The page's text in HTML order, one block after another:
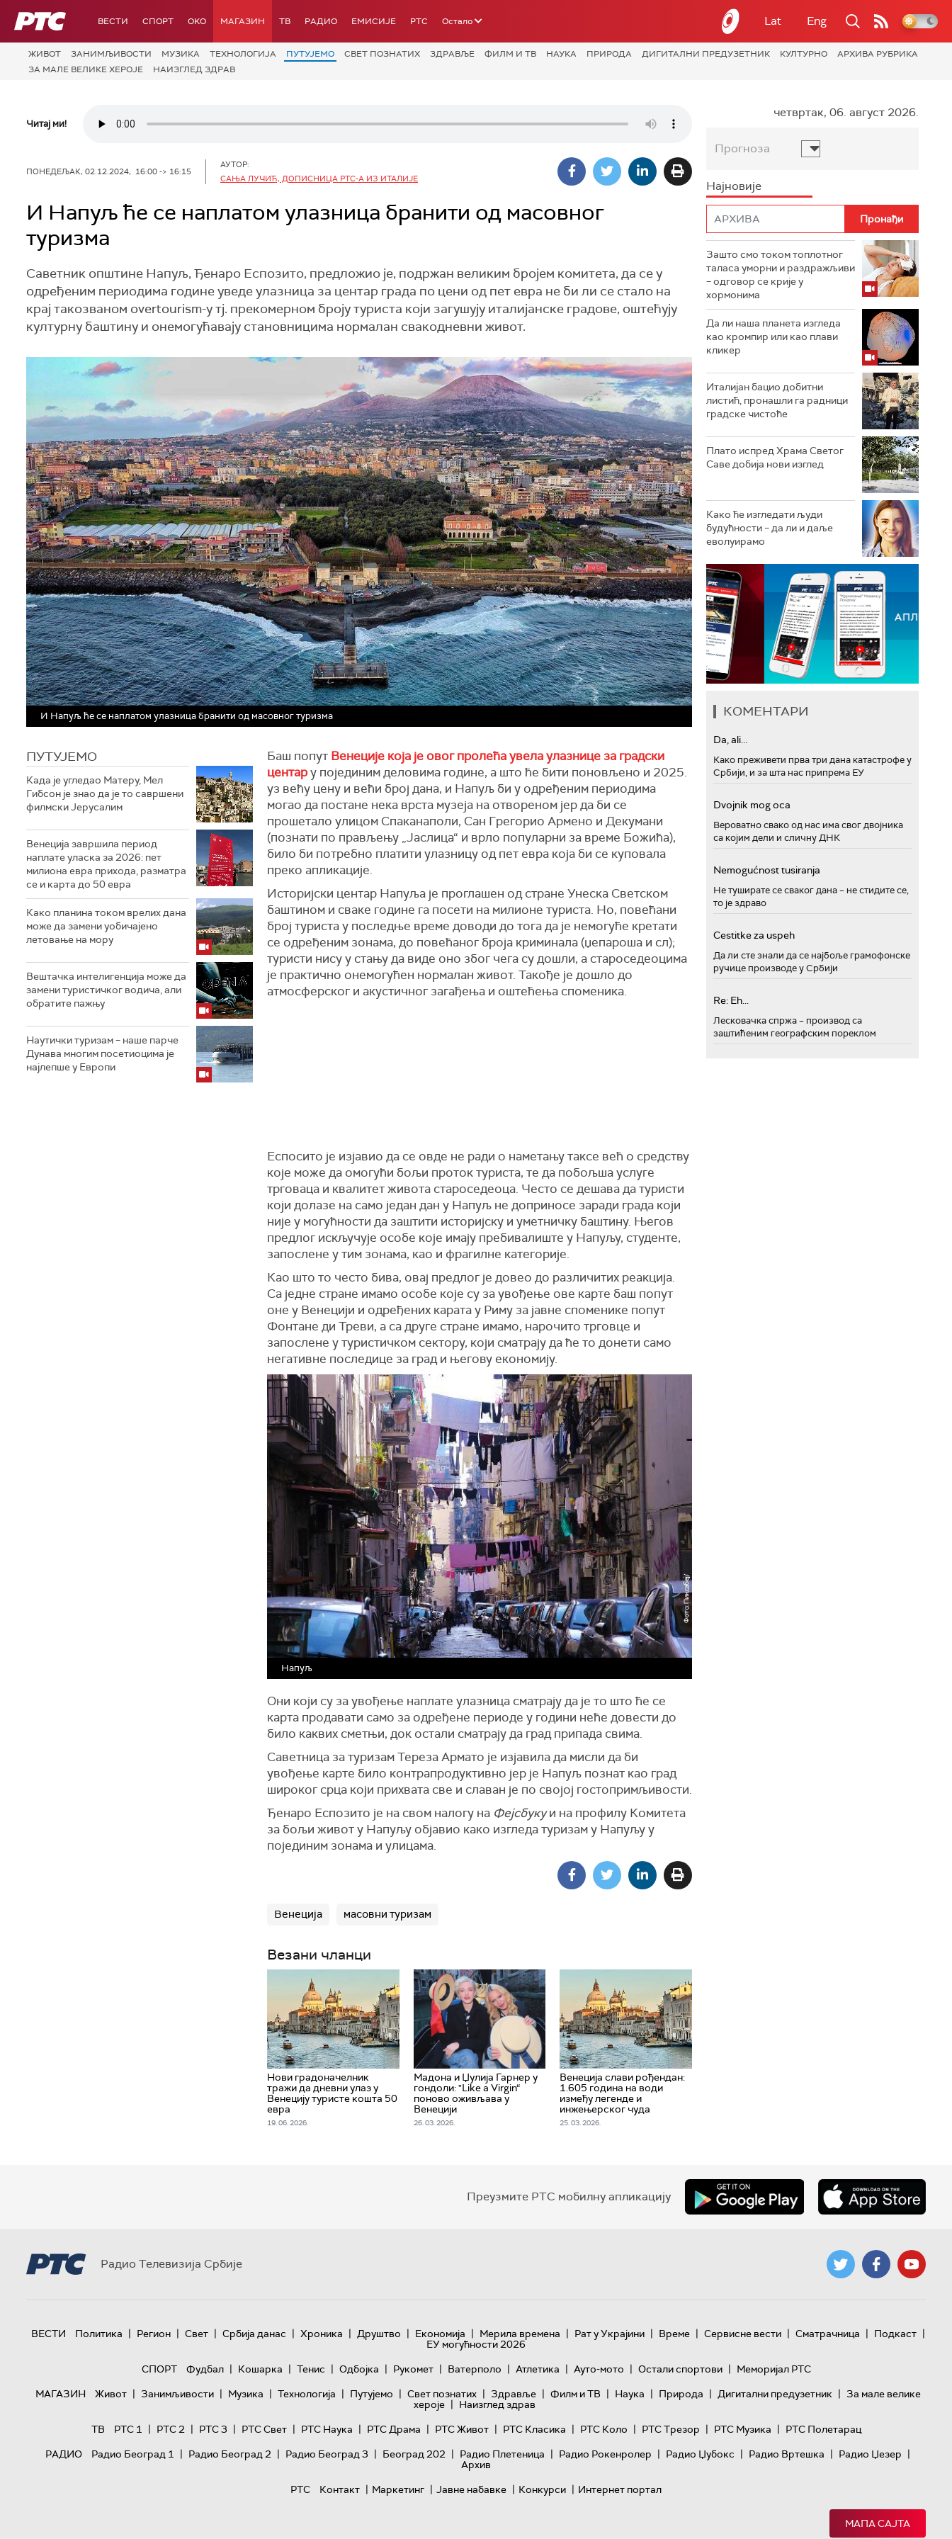
РТС ВЕСТИ СПОРТ OKO МАГАЗИН ТВ РАДИО ЕМИСИЈЕ РТС Остало Lat Eng
ЖИВОТ ЗАНИМЉИВОСТИ МУЗИКА ТЕХНОЛОГИЈA ПУТУЈЕМО СВЕТ ПОЗНАТИХ ЗДРАВЉЕ ФИЛМ И ТВ НАУКА ПРИРОДА ДИГИТАЛНИ ПРЕДУЗЕТНИК КУЛТУРНО
АРХИВА РУБРИКА
ЗА МАЛЕ ВЕЛИКЕ ХЕРОЈЕ
НАИЗГЛЕД ЗДРАВ
Читај ми!
ПОНЕДЕЉАК, 02.12.2024, 16:00 -> 16:15
АУТОР:
САЊА ЛУЧИЋ, ДОПИСНИЦА РТС-А ИЗ ИТАЛИЈЕ
И Напуљ ће се наплатом улазница бранити од масовног
туризма
Саветник општине Напуљ, Ђенаро Еспозито, предложио је, подржан великим бројем комитета, да се у
одређеним периодима године уведе улазница за центар града по цени од пет евра не би ли се стало на
крај такозваном overtourism-у тј. прекомерном броју туриста који загушују италијанске градове, оштећују
културну баштину и онемогућавају становницима нормалан свакодневни живот.
И Напуљ ће се наплатом улазница бранити од масовног туризма
ПУТУЈЕМО
Када је угледао Матеру, Мел
Гибсон је знао да је то савршени
филмски Јерусалим
Венеција завршила период
наплате уласка за 2026: пет
милиона евра прихода, разматра
се и карта до 50 евра
Како планина током врелих дана
може да замени уобичајено
летовање на мору
Вештачка интелигенција може да
замени туристичког водича, али
обратите пажњу
Наутички туризам – наше парче
Дунава многим посетиоцима је
најлепше у Европи
Баш попут Венеције која је овог пролећа увела улазнице за градски
центару појединим деловима године, а што ће бити поновљено и 2025.
уз већу цену и већи број дана, и Напуљ би у одређеним периодима
могао да постане нека врста музеја на отвореном јер да би се
прошетало улицом Спаканаполи, Сан Грегорио Армено и Декумани
(познати по прављењу „Јаслица“ и врло популарни за време Божића),
било би потребно платити улазницу од пет евра која би се куповала
преко апликације.
Историјски центар Напуља је проглашен од стране Унеска Светском
баштином и сваке године га посети на милионе туриста. Но, повећани
број туриста у последње време доводи до тога да је немогуће кретати
се одређеним зонама, до повећаног броја криминала (џепароша и сл);
туристи нису у стању да виде оно због чега су дошли, а староседеоцима
је практично онемогућен нормалан живот. Такође је дошло до
атмосферског и акустичног загађења и оштећења споменика.
Еспосито је изјавио да се овде не ради о наметању таксе већ о средству
које може да омогући бољи проток туриста, те да побољша услуге
трговаца и квалитет живота староседеоца. Често се дешава да туристи
који долазе на само један дан у Напуљ не доприносе заради града који
није у могућности да заштити историјску и уметничку баштину. Његов
предлог искључује особе које имају пребивалиште у Напуљу, студенте,
запослене у тим зонама, као и фрагилне категорије.
Као што то често бива, овај предлог је довео до различитих реакција.
Са једне стране имамо особе које су за увођење ове карте баш попут
оне у Венецији и одређених карата у Риму за јавне споменике попут
Фонтане ди Треви, а са друге стране имамо, нарочито трговце и
запослене у туристичком сектору, који сматрају да ће то донети само
негативне последице за град и његову економију.
Напуљ
Они који су за увођење наплате улазница сматрају да је то што ће се
карта продавати само за одређене периоде у години неће довести до
било каквих сметњи, док остали сматрају да град припада свима.
Саветница за туризам Тереза Армато је изјавила да мисли да би
увођење карте било контрапродуктивно јер је Напуљ познат као град
широког срца који прихвата све и славан је по својој гостопримљивости.
Ђенаро Еспозито је на свом налогу на Фејсбукуи на профилу Комитета
за бољи живот у Напуљу објавио како изгледа туризам у Напуљу у
појединим зонама и улицама.
Венеција масовни туризам
Везани чланци
Нови градоначелник
тражи да дневни улаз у
Венецију туристе кошта 50
евра
19. 06. 2026.
Мадона и Џулија Гарнер у
гондоли: "Like a Virgin“
поново оживљава у
Венецији
26. 03. 2026.
Венеција слави рођендан:
1.605 година на води
између легенде и
инжењерског чуда
25. 03. 2026.
четвртак, 06. август 2026.
Прогноза
Најновије
Зашто смо током топлотног
таласа уморни и раздражљиви
– одговор се крије у
хормонима
Да ли наша планета изгледа
као кромпир или као плави
кликер
Италијан бацио добитни
листић, пронашли га радници
градске чистоће
Плато испред Храма Светог
Саве добија нови изглед
Како ће изгледати људи
будућности – да ли и даље
еволуирамо
КОМЕНТАРИ
Da, ali...
Како преживети прва три дана катастрофе у
Србији, и за шта нас припрема ЕУ
Dvojnik mog oca
Вероватно свако од нас има свог двојника
са којим дели и сличну ДНК
Nemogućnost tusiranja
Не туширате се сваког дана – не стидите се,
то је здраво
Cestitke za uspeh
Да ли сте знали да се најбоље грамофонске
ручице производе у Србији
Re: Eh...
Лесковачка спржа – производ са
заштићеним географским пореклом
Преузмите РТС мобилну апликацију
Радио Телевизија Србије
ВЕСТИ Политика | Регион | Свет | Србија данас | Хроника | Друштво | Економија | Мерила времена | Рат у Украјини | Време | Сервисне вести | Сматрачница | Подкаст |
ЕУ могућности 2026
СПОРТ
Фудбал | Кошарка | Тенис | Одбојка | Рукомет | Ватерполо | Атлетика | Ауто-мото | Остали спортови | Меморијал РТС
МАГАЗИН
Живот | Занимљивости | Музика | Технологијa | Путујемо | Свет познатих | Здравље | Филм и ТВ | Наука | Природа | Дигитални предузетник | За мале велике
хероје | Наизглед здрав
ТВ
РТС 1 | РТС 2 | РТС 3 | РТС Свет | РТС Наука | РТС Драма | РТС Живот | РТС Класика | РТС Коло | РТС Трезор | РТС Музика | РТС Полетарац
РАДИО
Радио Београд 1 | Радио Београд 2 | Радио Београд 3 | Београд 202 | Радио Плетеница | Радио Рокенролер | Радио Џубокс | Радио Вртешка | Радио Џезер |
Архив
РТС
Контакт | Маркетинг | Јавне набавке | Конкурси | Интернет портал
МАПА САЈТА